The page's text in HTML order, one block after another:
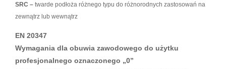
SRC – twarde podłoża różnego typu do różnorodnych zastosowań na
zewnątrz lub wewnątrz
EN 20347
Wymagania dla obuwia zawodowego do użytku
profesjonalnego oznaczonego „0”